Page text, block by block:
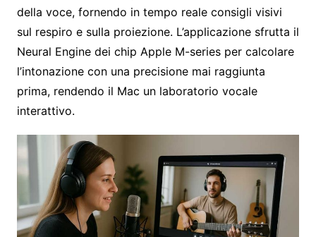
della voce, fornendo in tempo reale consigli visivi
sul respiro e sulla proiezione. L’applicazione sfrutta il
Neural Engine dei chip Apple M-series per calcolare
l’intonazione con una precisione mai raggiunta
prima, rendendo il Mac un laboratorio vocale
interattivo.